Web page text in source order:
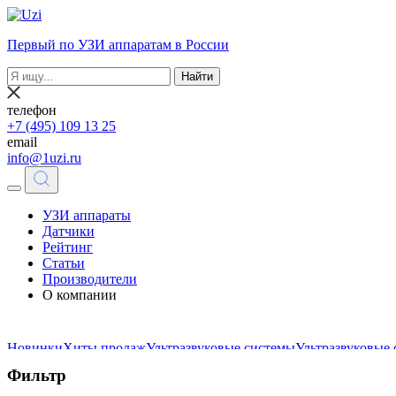
Первый по УЗИ аппаратам в России
Найти
телефон
+7 (495) 109 13 25
email
info@1uzi.ru
УЗИ аппараты
Датчики
Рейтинг
Статьи
Производители
О компании
НовинкиХиты продажУльтразвуковые системыУльтразвуковые
Фильтр